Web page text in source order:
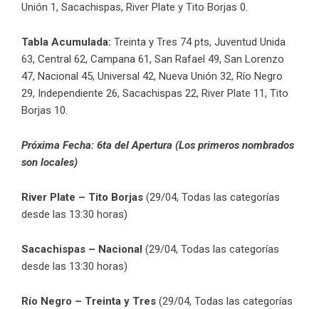
Unión 1, Sacachispas, River Plate y Tito Borjas 0.
Tabla Acumulada: Treinta y Tres 74 pts, Juventud Unida
63, Central 62, Campana 61, San Rafael 49, San Lorenzo
47, Nacional 45, Universal 42, Nueva Unión 32, Río Negro
29, Independiente 26, Sacachispas 22, River Plate 11, Tito
Borjas 10.
Próxima Fecha: 6ta del Apertura (Los primeros nombrados
son locales)
River Plate – Tito Borjas (29/04, Todas las categorías
desde las 13:30 horas)
Sacachispas – Nacional (29/04, Todas las categorías
desde las 13:30 horas)
Río Negro – Treinta y Tres (29/04, Todas las categorías